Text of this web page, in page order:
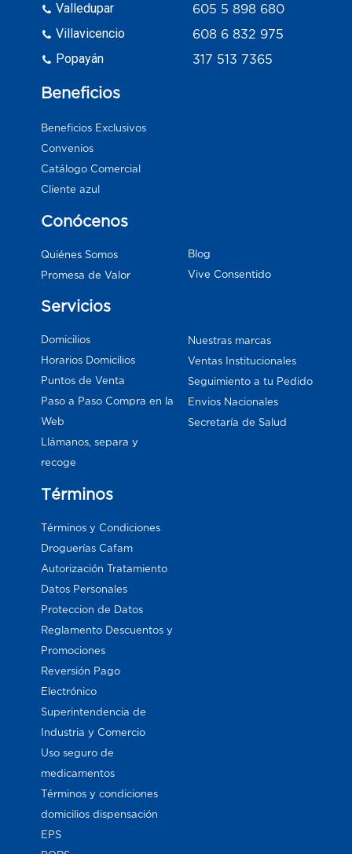
Valledupar
Villavicencio
Popayán
605 5 898 680
608 6 832 975
317 513 7365
Beneficios
Beneficios Exclusivos
Convenios
Catálogo Comercial
Cliente azul
Conócenos
Quiénes Somos
Promesa de Valor
Blog
Vive Consentido
Servicios
Domicilios
Horarios Domicilios
Puntos de Venta
Paso a Paso Compra en la
Web
Llámanos, separa y
recoge
Nuestras marcas
Ventas Institucionales
Seguimiento a tu Pedido
Envios Nacionales
Secretaría de Salud
Términos
Términos y Condiciones
Droguerías Cafam
Autorización Tratamiento
Datos Personales
Proteccion de Datos
Reglamento Descuentos y
Promociones
Reversión Pago
Electrónico
Superintendencia de
Industria y Comercio
Uso seguro de
medicamentos
Términos y condiciones
domicilios dispensación
EPS